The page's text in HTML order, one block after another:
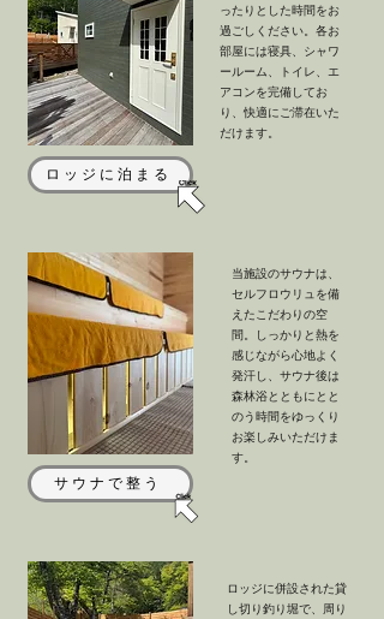
ロッジに泊まる
サウナで整う
ったりとした時間をお
過ごしください。各お
部屋には寝具、シャワ
ールーム、トイレ、エ
アコンを完備してお
り、快適にご滞在いた
だけます。
当施設のサウナは、
セルフロウリュを備
えたこだわりの空
間。しっかりと熱を
感じながら心地よく
発汗し、サウナ後は
森林浴とともにとと
のう時間をゆっくり
お楽しみいただけま
す。
ロッジに併設された貸
し切り釣り堀で、周り